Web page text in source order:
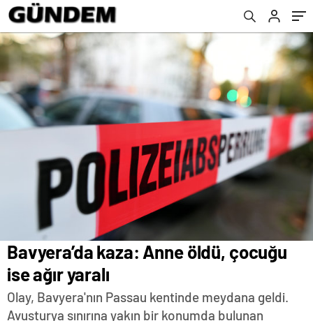
Bavyera’da kaza: Anne öldü, çocuğu
ise ağır yaralı
Olay, Bavyera'nın Passau kentinde meydana geldi.
Avusturya sınırına yakın bir konumda bulunan